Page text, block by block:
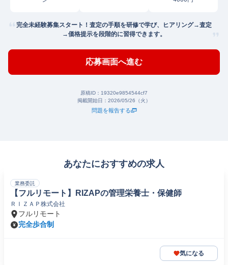
完全未経験募集スタート！査定の手順を研修で学び、ヒアリング→査定
→価格提示を段階的に習得できます。
応募画面へ進む
原稿ID： 19320e9854544cf7
掲載開始日： 2026/05/26（火）
問題を報告する
あなたにおすすめの求人
業務委託
【フルリモート】RIZAPの管理栄養士・保健師
ＲＩＺＡＰ株式会社
フルリモート
完全歩合制
気になる